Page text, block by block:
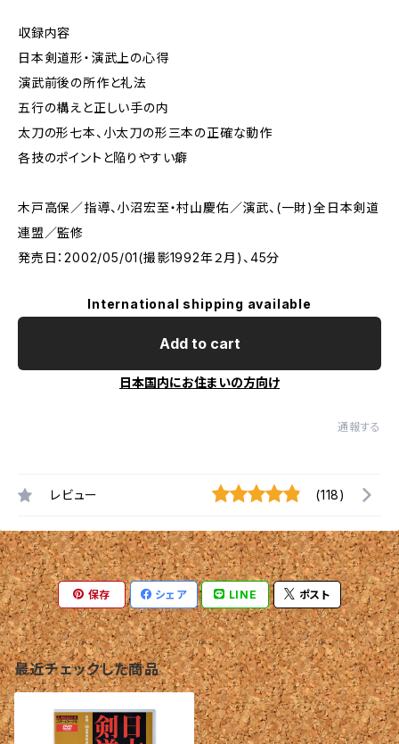
収録内容
日本剣道形・演武上の心得
演武前後の所作と礼法
五行の構えと正しい手の内
太刀の形七本、小太刀の形三本の正確な動作
各技のポイントと陥りやすい癖
木戸高保／指導、小沼宏至・村山慶佑／演武、(一財)全日本剣道
連盟／監修
発売日：2002/05/01(撮影1992年２月)、45分
International shipping available
Add to cart
日本国内にお住まいの方向け
通報する
レビュー (118)
保存 シェア LINE ポスト
最近チェックした商品